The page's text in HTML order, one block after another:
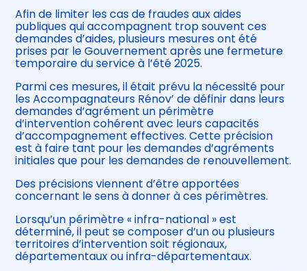
Afin de limiter les cas de fraudes aux aides
publiques qui accompagnent trop souvent ces
demandes d’aides, plusieurs mesures ont été
prises par le Gouvernement après une fermeture
temporaire du service à l’été 2025.
Parmi ces mesures, il était prévu la nécessité pour
les Accompagnateurs Rénov’ de définir dans leurs
demandes d’agrément un périmètre
d’intervention cohérent avec leurs capacités
d’accompagnement effectives. Cette précision
est à faire tant pour les demandes d’agréments
initiales que pour les demandes de renouvellement.
Des précisions viennent d’être apportées
concernant le sens à donner à ces périmètres.
Lorsqu’un périmètre « infra-national » est
déterminé, il peut se composer d’un ou plusieurs
territoires d’intervention soit régionaux,
départementaux ou infra-départementaux.